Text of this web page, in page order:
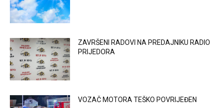
ZAVRŠENI RADOVI NA PREDAJNIKU RADIO
PRIJEDORA
VOZAČ MOTORA TEŠKO POVRIJEĐEN